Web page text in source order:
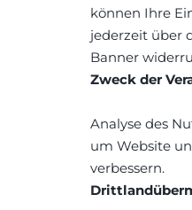
können Ihre
jederzeit über
Banner
Zweck der
Analyse des
um Website
verbessern.